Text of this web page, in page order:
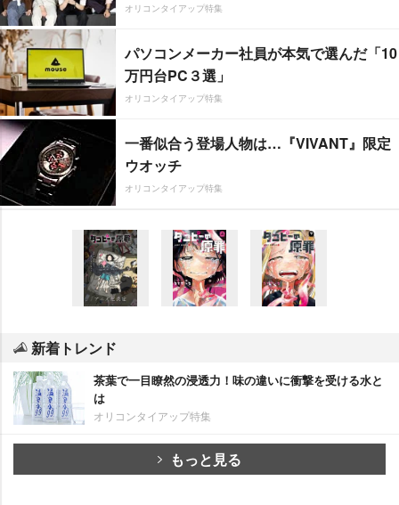
オリコンタイアップ特集
パソコンメーカー社員が本気で選んだ「10
万円台PC３選」
オリコンタイアップ特集
一番似合う登場人物は…『VIVANT』限定
ウオッチ
オリコンタイアップ特集
新着トレンド
茶葉で一目瞭然の浸透力！味の違いに衝撃を受ける水と
は
オリコンタイアップ特集
もっと見る